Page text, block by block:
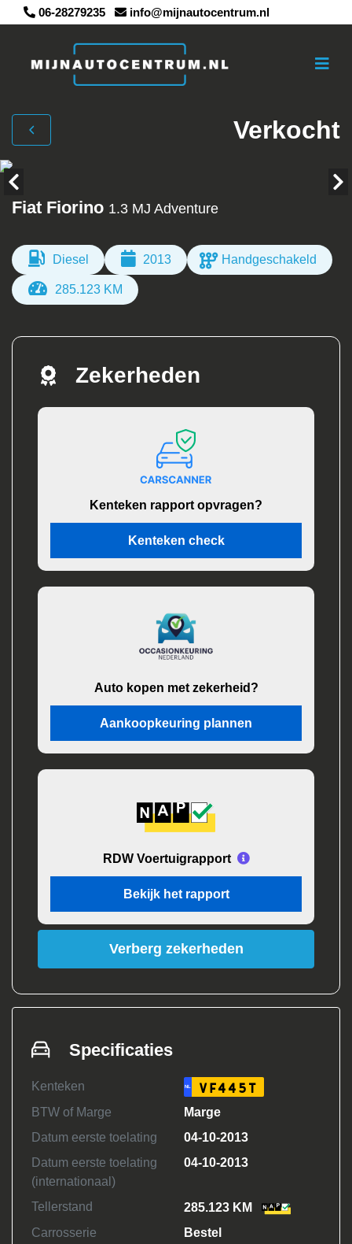
06-28279235 info@mijnautocentrum.nl
Verkocht
Fiat Fiorino 1.3 MJ Adventure
Diesel 2013 Handgeschakeld
285.123 KM
Zekerheden
Kenteken rapport opvragen?
Kenteken check
Auto kopen met zekerheid?
Aankoopkeuring plannen
RDW Voertuigrapport
Bekijk het rapport
Verberg zekerheden
Specificaties
Kenteken NL VF445T
BTW of Marge
Marge
Datum eerste toelating
04-10-2013
Datum eerste toelating
(internationaal)
04-10-2013
Tellerstand
285.123 KM
Carrosserie
Bestel